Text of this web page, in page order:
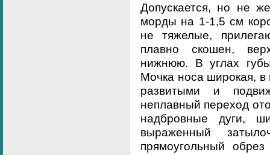
Допускается, но не
морды на 1-1,5 см
не тяжелые,
плавно скошен,
нижнюю. В углах
Мочка носа широкая, в
развитыми и
неплавный переход
надбровные дуги,
выраженный
прямоугольный